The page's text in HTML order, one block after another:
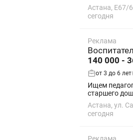
Астана, Е67/
сегодня
Реклама
140 000 -
от 3 до 6 лет
Ищем
старшего
Астана, ул.
сегодня